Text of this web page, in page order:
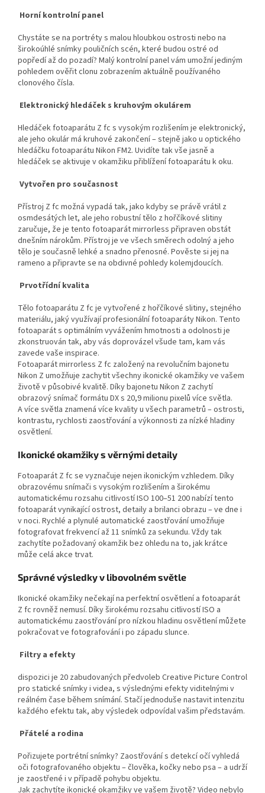
Horní kontrolní panel
Chystáte se na portréty s malou hloubkou ostrosti nebo na
širokoúhlé snímky pouličních scén, které budou ostré od
popředí až do pozadí? Malý kontrolní panel vám umožní jediným
pohledem ověřit clonu zobrazením aktuálně používaného
clonového čísla.
Elektronický hledáček s kruhovým okulárem
Hledáček fotoaparátu Z fc s vysokým rozlišením je elektronický,
ale jeho okulár má kruhové zakončení – stejně jako u optického
hledáčku fotoaparátu Nikon FM2. Uvidíte tak vše jasně a
hledáček se aktivuje v okamžiku přiblížení fotoaparátu k oku.
Vytvořen pro současnost
Přístroj Z fc možná vypadá tak, jako kdyby se právě vrátil z
osmdesátých let, ale jeho robustní tělo z hořčíkové slitiny
zaručuje, že je tento fotoaparát mirrorless připraven obstát
dnešním nárokům. Přístroj je ve všech směrech odolný a jeho
tělo je současně lehké a snadno přenosné. Pověste si jej na
rameno a připravte se na obdivné pohledy kolemjdoucích.
Prvotřídní kvalita
Tělo fotoaparátu Z fc je vytvořené z hořčíkové slitiny, stejného
materiálu, jaký využívají profesionální fotoaparáty Nikon. Tento
fotoaparát s optimálním vyvážením hmotnosti a odolnosti je
zkonstruován tak, aby vás doprovázel všude tam, kam vás
zavede vaše inspirace.
Fotoaparát mirrorless Z fc založený na revolučním bajonetu
Nikon Z umožňuje zachytit všechny ikonické okamžiky ve vašem
životě v působivé kvalitě. Díky bajonetu Nikon Z zachytí
obrazový snímač formátu DX s 20,9 milionu pixelů více světla.
A více světla znamená více kvality u všech parametrů – ostrosti,
kontrastu, rychlosti zaostřování a výkonnosti za nízké hladiny
osvětlení.
Ikonické okamžiky s věrnými detaily
Fotoaparát Z fc se vyznačuje nejen ikonickým vzhledem. Díky
obrazovému snímači s vysokým rozlišením a širokému
automatickému rozsahu citlivostí ISO 100–51 200 nabízí tento
fotoaparát vynikající ostrost, detaily a brilanci obrazu – ve dne i
v noci. Rychlé a plynulé automatické zaostřování umožňuje
fotografovat frekvencí až 11 snímků za sekundu. Vždy tak
zachytíte požadovaný okamžik bez ohledu na to, jak krátce
může celá akce trvat.
Správné výsledky v libovolném světle
Ikonické okamžiky nečekají na perfektní osvětlení a fotoaparát
Z fc rovněž nemusí. Díky širokému rozsahu citlivostí ISO a
automatickému zaostřování pro nízkou hladinu osvětlení můžete
pokračovat ve fotografování i po západu slunce.
Filtry a efekty
dispozici je 20 zabudovaných předvoleb Creative Picture Control
pro statické snímky i videa, s výslednými efekty viditelnými v
reálném čase během snímání. Stačí jednoduše nastavit intenzitu
každého efektu tak, aby výsledek odpovídal vašim představám.
Přátelé a rodina
Pořizujete portrétní snímky? Zaostřování s detekcí očí vyhledá
oči fotografovaného objektu – člověka, kočky nebo psa – a udrží
je zaostřené i v případě pohybu objektu.
Jak zachytíte ikonické okamžiky ve vašem životě? Video nebylo